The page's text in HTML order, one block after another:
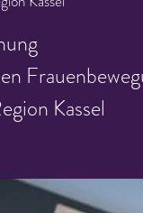
Kassel